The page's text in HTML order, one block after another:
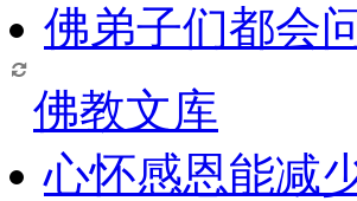
佛弟子们都会
佛教文库
心怀感恩能减